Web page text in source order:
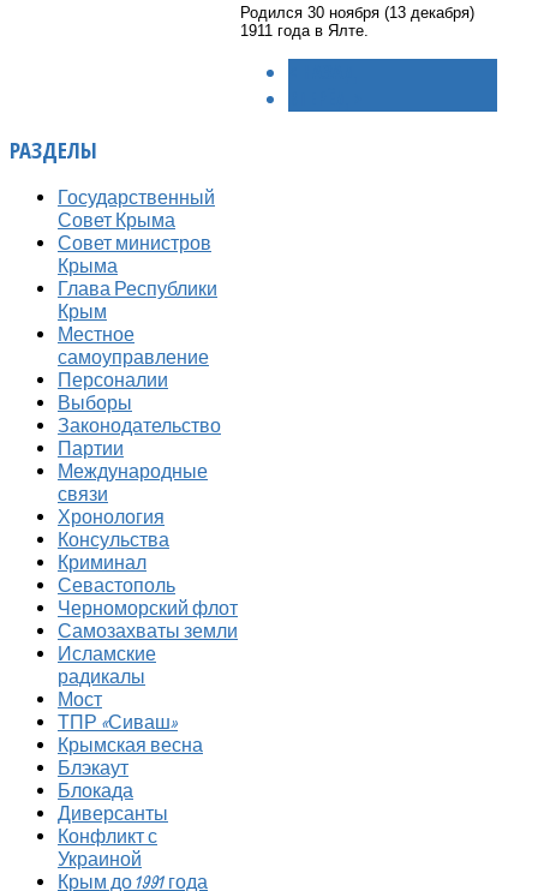
Родился 30 ноября (13 декабря)
1911 года в Ялте.
РАЗДЕЛЫ
Государственный
Совет Крыма
Совет министров
Крыма
Глава Республики
Крым
Местное
самоуправление
Персоналии
Выборы
Законодательство
Партии
Международные
связи
Хронология
Консульства
Криминал
Севастополь
Черноморский флот
Самозахваты земли
Исламские
радикалы
Мост
ТПР «Сиваш»
Крымская весна
Блэкаут
Блокада
Диверсанты
Конфликт с
Украиной
Крым до 1991 года